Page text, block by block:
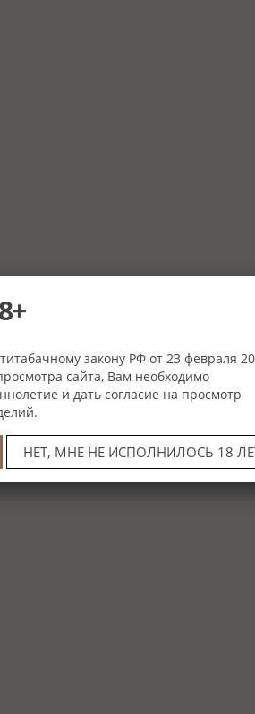
закону РФ от 23 февраля
сайта, Вам необходимо
и дать согласие на просмотр
НЕТ, МНЕ НЕ ИСПОЛНИЛОСЬ 18